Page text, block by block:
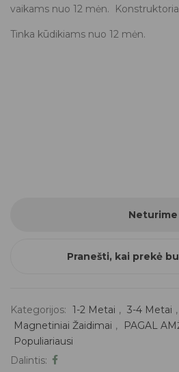
vaikams nuo 12 mėn.
Tinka kūdikiams nuo 12 mėn.
Neturime
Pranešti, kai prekė
Kategorijos: 1-2 Metai , 3-4 Metai ,
Magnetiniai Žaidimai , PAGAL
Populiariausi
Dalintis: